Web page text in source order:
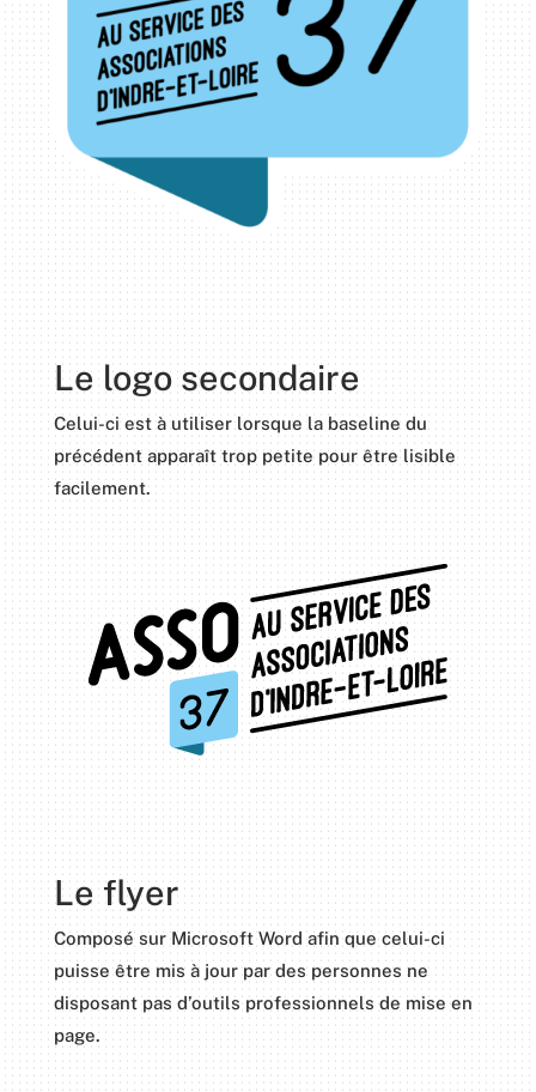
Le logo secondaire
Celui-ci est à utiliser lorsque la baseline du
précédent apparaît trop petite pour être lisible
facilement.
Le flyer
Composé sur Microsoft Word afin que celui-ci
puisse être mis à jour par des personnes ne
disposant pas d’outils professionnels de mise en
page.